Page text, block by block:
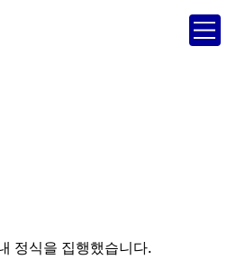
정식을 집행했습니다.